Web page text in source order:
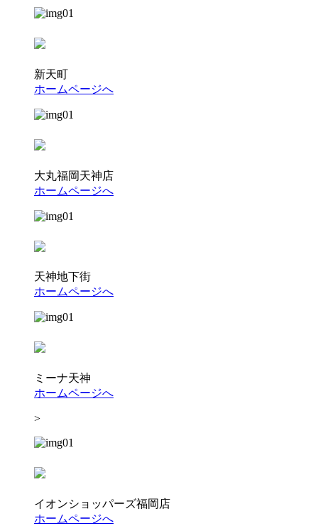
新天町
ホームページへ
大丸福岡天神店
ホームページへ
天神地下街
ホームページへ
ミーナ天神
ホームページへ
>
イオンショッパーズ福岡店
ホームページへ